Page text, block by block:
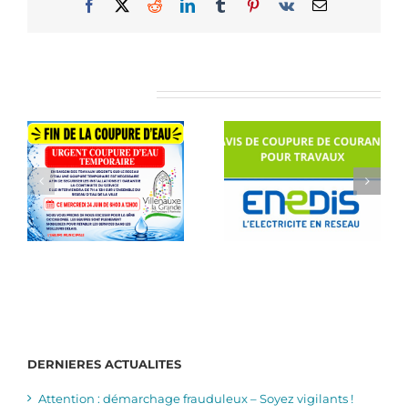
Facebook
X RedditLinkedInTumblrPinterest
Vk Email
DERNIERES ACTUALITES
Attention : démarchage frauduleux – Soyez vigilants !